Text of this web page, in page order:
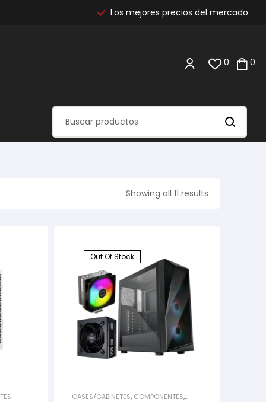
Los mejores precios del mercado
0 0
Showing all 11 results
Out Of Stock
CASES/GABINETES, COMPONENTES,